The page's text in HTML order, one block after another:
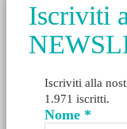
Iscriviti
Iscriviti alla
1.971 iscritti.
Nome *